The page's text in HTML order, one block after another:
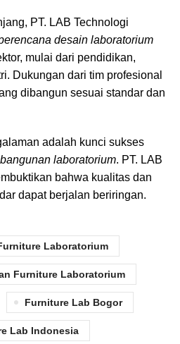
PT. LAB Technologi
desain laboratorium
mulai dari pendidikan,
Dukungan dari tim profesional
dibangun sesuai standar dan
adalah kunci sukses
laboratorium. PT. LAB
bahwa kualitas dan
dapat berjalan beriringan.
Laboratorium
Furniture Laboratorium
Furniture Lab Bogor
Lab Indonesia